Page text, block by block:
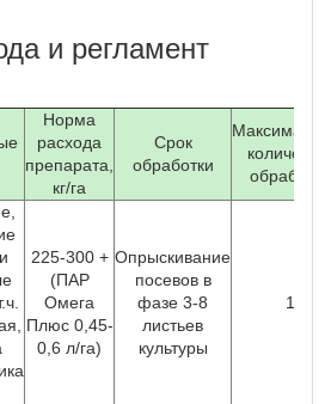
и регламент
Норма
расхода
препарата,
кг/га
Срок
обработки
обработок
225-300 +
(ПАР
Омега
Плюс 0,45-
0,6 л/га)
Опрыскивание
посевов в
фазе 3-8
листьев
культуры
1